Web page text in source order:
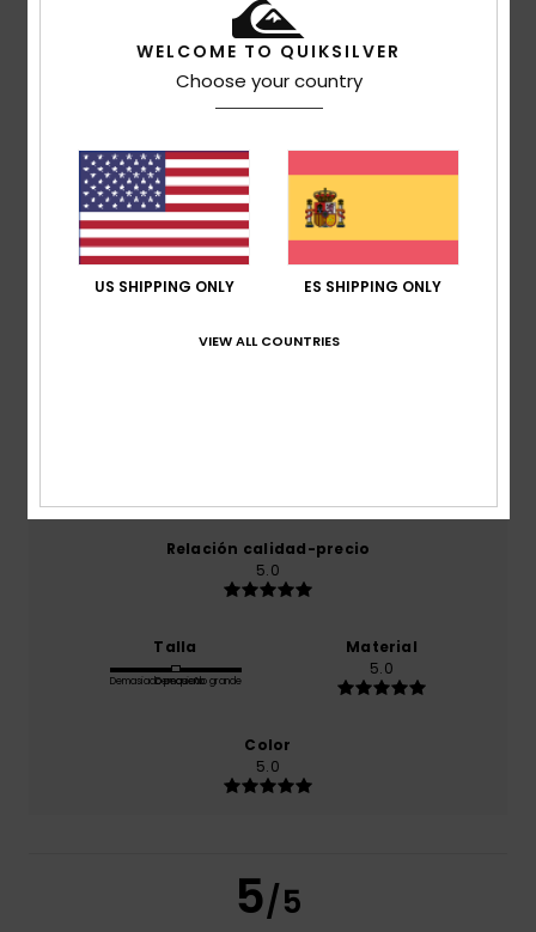
Envíos y Devoluciones
Puntuación media
5.0/5
1 reseñas verificadasdesde julio 2026
Relación calidad-precio
5.0
Talla
Demasiado pequeño
Demasiado grande
Material
5.0
Color
5.0
5/5
WELCOME TO QUIKSILVER
Choose your country
US SHIPPING ONLY ES SHIPPING ONLY
VIEW ALL COUNTRIES